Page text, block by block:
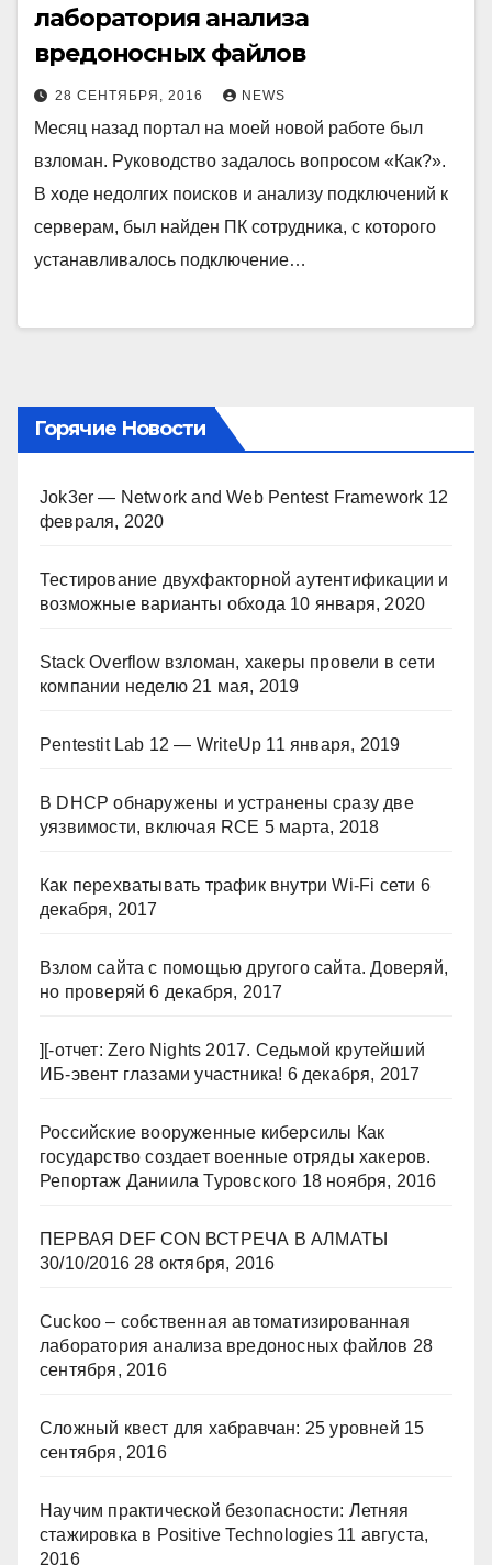
лаборатория анализа
вредоносных файлов
28 СЕНТЯБРЯ, 2016 NEWS
Месяц назад портал на моей новой работе был
взломан. Руководство задалось вопросом «Как?».
В ходе недолгих поисков и анализу подключений к
серверам, был найден ПК сотрудника, с которого
устанавливалось подключение…
Горячие Новости
Jok3er — Network and Web Pentest Framework 12
февраля, 2020
Тестирование двухфакторной аутентификации и
возможные варианты обхода 10 января, 2020
Stack Overflow взломан, хакеры провели в сети
компании неделю 21 мая, 2019
Pentestit Lab 12 — WriteUp 11 января, 2019
В DHCP обнаружены и устранены сразу две
уязвимости, включая RCE 5 марта, 2018
Как перехватывать трафик внутри Wi-Fi сети 6
декабря, 2017
Взлом сайта с помощью другого сайта. Доверяй,
но проверяй 6 декабря, 2017
][-отчет: Zero Nights 2017. Седьмой крутейший
ИБ-эвент глазами участника! 6 декабря, 2017
Российские вооруженные киберсилы Как
государство создает военные отряды хакеров.
Репортаж Даниила Туровского 18 ноября, 2016
ПЕРВАЯ DEF CON ВСТРЕЧА В АЛМАТЫ
30/10/2016 28 октября, 2016
Cuckoo – собственная автоматизированная
лаборатория анализа вредоносных файлов 28
сентября, 2016
Сложный квест для хабравчан: 25 уровней 15
сентября, 2016
Научим практической безопасности: Летняя
стажировка в Positive Technologies 11 августа,
2016